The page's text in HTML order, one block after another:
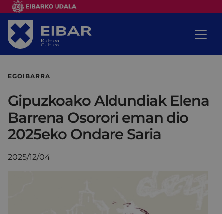
EGOIBARRA
Gipuzkoako Aldundiak Elena
Barrena Osorori eman dio
2025eko Ondare Saria
2025/12/04